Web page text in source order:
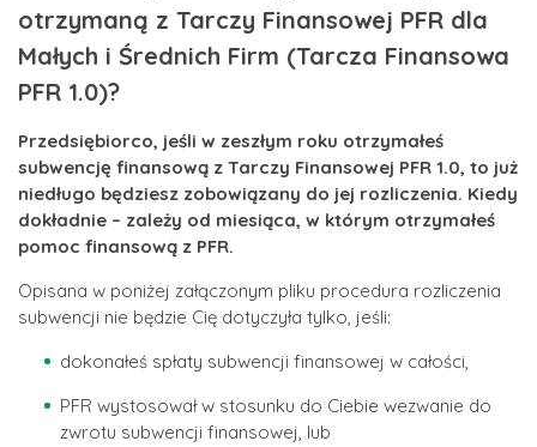
otrzymaną z Tarczy Finansowej PFR dla
Małych i Średnich Firm (Tarcza Finansowa
PFR 1.0)?
Przedsiębiorco, jeśli w zeszłym roku otrzymałeś
subwencję finansową z Tarczy Finansowej PFR 1.0, to już
niedługo będziesz zobowiązany do jej rozliczenia. Kiedy
dokładnie – zależy od miesiąca, w którym otrzymałeś
pomoc finansową z PFR.
Opisana w poniżej załączonym pliku procedura rozliczenia
subwencji nie będzie Cię dotyczyła tylko, jeśli:
dokonałeś spłaty subwencji finansowej w całości,
PFR wystosował w stosunku do Ciebie wezwanie do
zwrotu subwencji finansowej, lub